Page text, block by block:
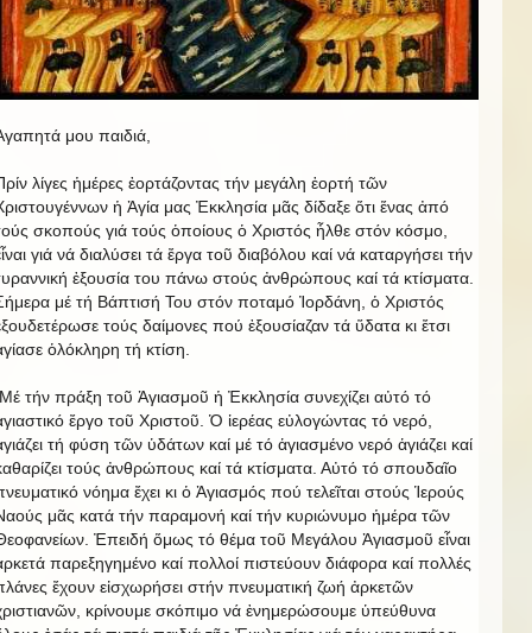
μου παιδιά,
λίγες ἡμέρες ἐορτάζοντας τήν μεγάλη ἑορτή τῶν
ἡ Ἁγία μας Ἐκκλησία μᾶς δίδαξε ὅτι ἕνας ἀπό
σκοπούς γιά τούς ὁποίους ὁ Χριστός ἦλθε στόν κόσμο,
γιά νά διαλύσει τά ἔργα τοῦ διαβόλου καί νά καταργήσει τήν
ἐξουσία του πάνω στούς ἀνθρώπους καί τά κτίσματα.
μέ τή Βάπτισή Του στόν ποταμό Ἰορδάνη, ὁ Χριστός
τούς δαίμονες πού ἐξουσίαζαν τά ὕδατα κι ἔτσι
ὁλόκληρη τή κτίση.
τήν πράξη τοῦ Ἁγιασμοῦ ἡ Ἐκκλησία συνεχίζει αὐτό τό
ἔργο τοῦ Χριστοῦ. Ὁ ἱερέας εὐλογώντας τό νερό,
τή φύση τῶν ὑδάτων καί μέ τό ἁγιασμένο νερό ἁγιάζει καί
τούς ἀνθρώπους καί τά κτίσματα. Αὐτό τό σπουδαῖο
νόημα ἔχει κι ὁ Ἁγιασμός πού τελεῖται στούς Ἱερούς
μᾶς κατά τήν παραμονή καί τήν κυριώνυμο ἡμέρα τῶν
Ἐπειδή ὅμως τό θέμα τοῦ Μεγάλου Ἁγιασμοῦ εἶναι
παρεξηγημένο καί πολλοί πιστεύουν διάφορα καί πολλές
ἔχουν εἰσχωρήσει στήν πνευματική ζωή ἀρκετῶν
κρίνουμε σκόπιμο νά ἐνημερώσουμε ὑπεύθυνα